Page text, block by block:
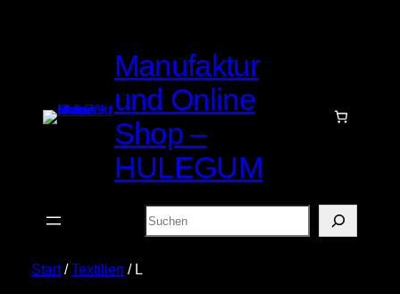
Manufaktur
und Online
Shop –
HULEGUM
Suchen
Start/Textilien / L